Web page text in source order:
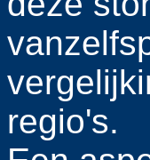
regio's.